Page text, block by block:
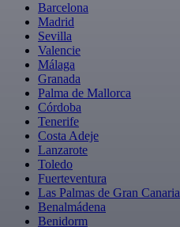
Barcelona
Madrid
Sevilla
Valencie
Málaga
Granada
Palma de Mallorca
Córdoba
Tenerife
Costa Adeje
Lanzarote
Toledo
Fuerteventura
Las Palmas de Gran Canaria
Benalmádena
Benidorm